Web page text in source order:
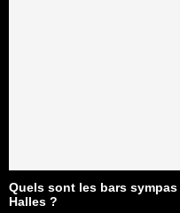
Quels sont les bars
Halles ?